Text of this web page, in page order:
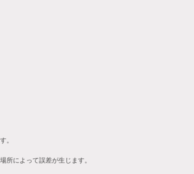
。
所によって誤差が生じます。